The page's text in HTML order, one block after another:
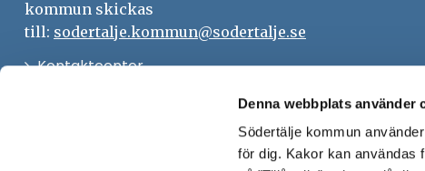
Denna webbplats använder
Södertälje kommun
för dig. Kakor kan användas
kommun skickas
till: sodertalje.kommun@sodertalje.se
KontaktcenterÖppna